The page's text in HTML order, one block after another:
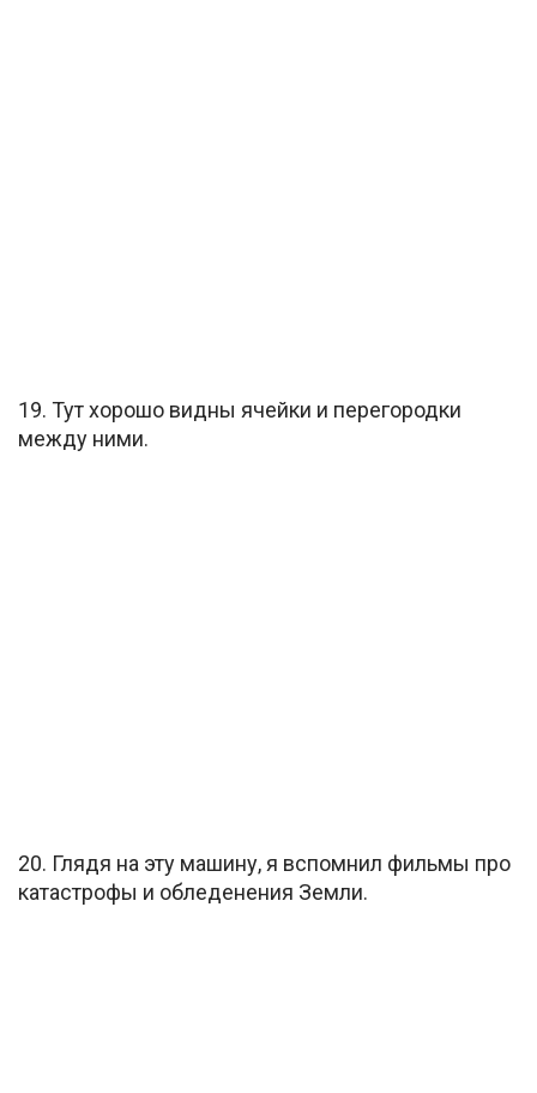
19. Тут хорошо видны ячейки и перегородки
между ними.
20. Глядя на эту машину, я вспомнил фильмы про
катастрофы и обледенения Земли.